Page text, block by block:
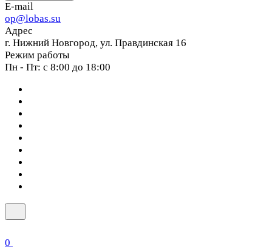
E-mail
op@lobas.su
Адрес
г. Нижний Новгород, ул. Правдинская 16
Режим работы
Пн - Пт: с 8:00 до 18:00
0